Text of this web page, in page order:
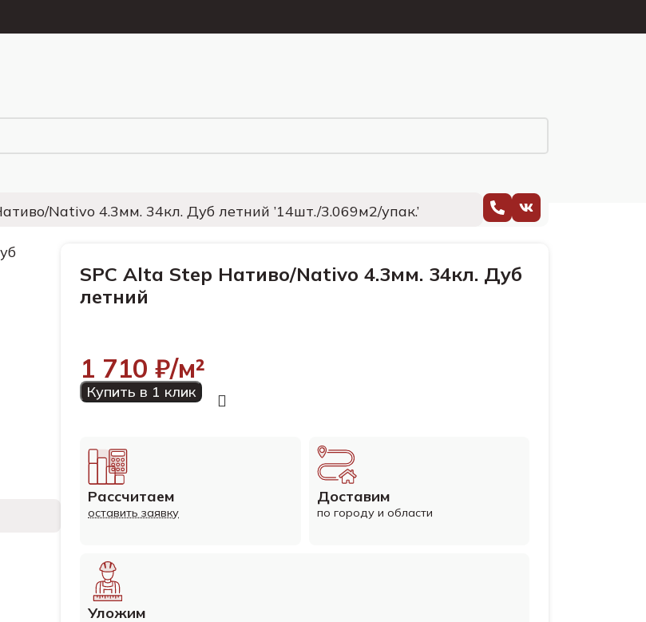
Nativo 4.3мм. 34кл. Дуб летний ’14шт./3.069м2/упак.’
SPC Alta Step Нативо/Nativo 4.3мм. 34кл. Дуб
летний
1 710 ₽/м²
Купить в 1 клик
Рассчитаем
оставить заявку
Доставим
по городу и области
Уложим